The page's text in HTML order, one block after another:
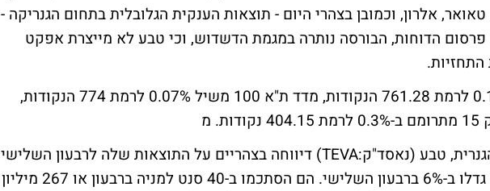
אלרון, וכמובן בצהרי היום - תוצאות הענקית הגלובלית בתחום הגנריקה -
הדוחות, הבורסה נותרה במגמת הדשדוש, וכי טבע לא מייצרת אפקט
מדד ת"א 25 יורד ב-0.14% לרמת 761.28 הנקודות, מדד ת"א 100 משיל 0.07% לרמת 774 הנקודות,
מ
מניות ענקית התרופות הגנרית, טבע (נאסד"ק:TEVA) דיווחה בצהריים על התוצאות שלה לרבעון השלישי
של השנה. רווחי החברה גדלו ב-6% ברבעון השלישי. הם הסתכמו ב-40 סנט למניה ברבעון או 267 מיליון